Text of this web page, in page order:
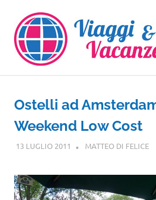
contenuto
Ostelli ad
Weekend Low Cost
13 LUGLIO 2011 MATTEO DI FELICE